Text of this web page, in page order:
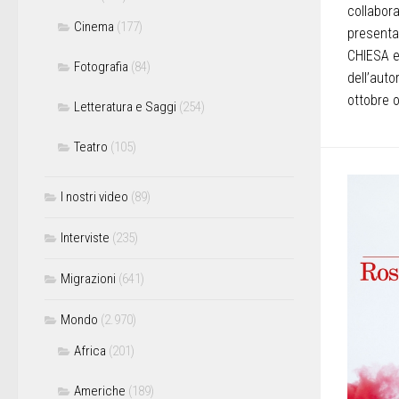
presenta
CHIESA
ottobre
Cinema (177)
Fotografia (84)
Letteratura e Saggi (254)
Teatro (105)
I nostri video (89)
Interviste (235)
Migrazioni (641)
Mondo (2.970)
Africa (201)
Americhe (189)